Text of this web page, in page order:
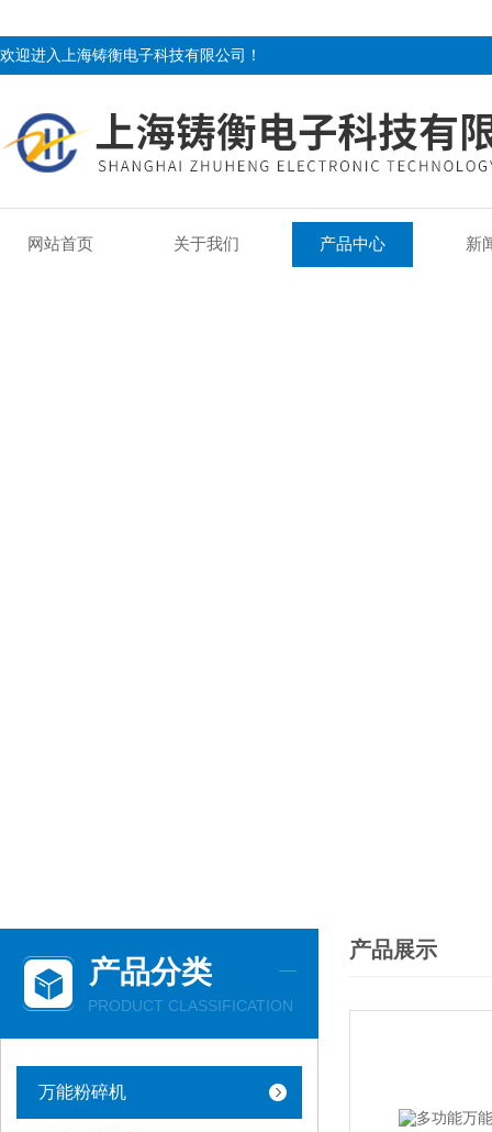
欢迎进入上海铸衡电子科技有限公司！
网站首页 关于我们 产品中心 新
产品分类
PRODUCT CLASSIFICATION
万能粉碎机
产品展示